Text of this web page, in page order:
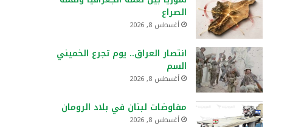
:
الصراع
أغسطس 8, 2026
انتصار العراق.. يوم تجرع الخميني
السم
أغسطس 8, 2026
مفاوضات لبنان في بلاد الرومان
أغسطس 8, 2026